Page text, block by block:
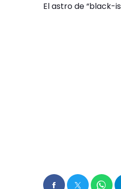
El astro de “black-